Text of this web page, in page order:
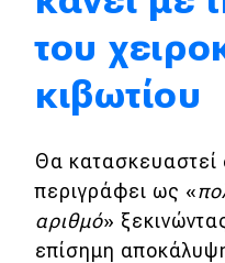
Formula 1
WRC
Eco
του
κιβωτίου
Θα κατασκευαστεί
περιγράφει ως «
αριθμό»
επίσημη